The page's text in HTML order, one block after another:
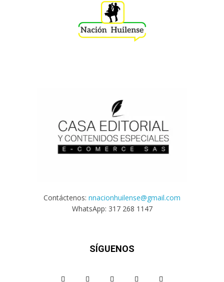
Contáctenos: nnacionhuilense@gmail.com
WhatsApp: 317 268 1147
SÍGUENOS